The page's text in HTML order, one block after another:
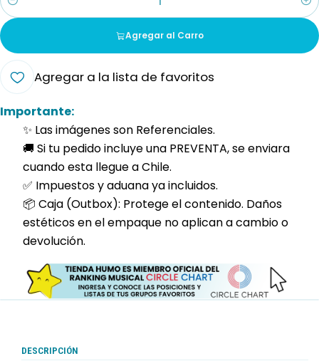
Cantidad
Agregar al Carro
Agregar a la lista de favoritos
Importante:
✨ Las imágenes son Referenciales.
🚚 Si tu pedido incluye una PREVENTA, se enviara
cuando esta llegue a Chile.
✅ Impuestos y aduana ya incluidos.
📦 Caja (Outbox): Protege el contenido. Daños
estéticos en el empaque no aplican a cambio o
devolución.
DESCRIPCIÓN